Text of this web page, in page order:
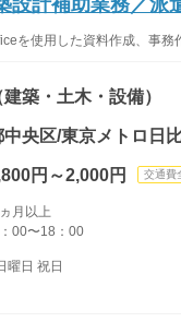
を使用した資料作成、事
築・土木・設備）
央区/東京メトロ日
円～2,000円 交通費
ヵ月以上
00〜18：00
曜日 祝日